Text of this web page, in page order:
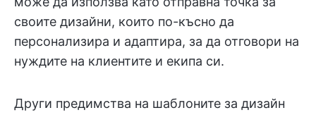
своите дизайни, които по-късно да
персонализира и адаптира, за да отговори на
нуждите на клиентите и екипа си.
Други предимства на шаблоните за дизайн